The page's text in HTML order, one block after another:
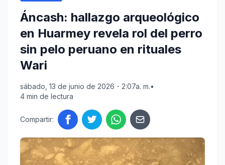
Áncash: hallazgo arqueológico
en Huarmey revela rol del perro
sin pelo peruano en rituales
Wari
sábado, 13 de junio de 2026 - 2:07a. m.•
4 min de lectura
Compartir: